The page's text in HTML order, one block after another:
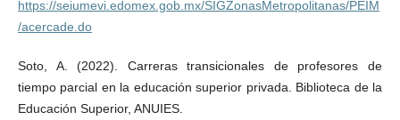
https://seiumevi.edomex.gob.mx/SIGZonasMetropolitanas/PEIM
/acercade.do
Soto, A. (2022). Carreras transicionales de profesores de
tiempo parcial en la educación superior privada. Biblioteca de la
Educación Superior, ANUIES.